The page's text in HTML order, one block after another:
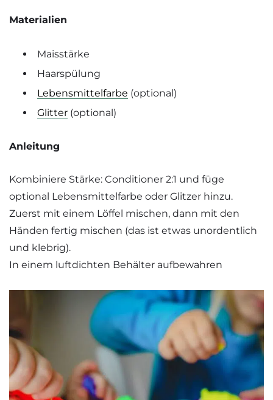
Materialien
Maisstärke
Haarspülung
Lebensmittelfarbe (optional)
Glitter (optional)
Anleitung
Kombiniere Stärke: Conditioner 2:1 und füge
optional Lebensmittelfarbe oder Glitzer hinzu.
Zuerst mit einem Löffel mischen, dann mit den
Händen fertig mischen (das ist etwas unordentlich
und klebrig).
In einem luftdichten Behälter aufbewahren